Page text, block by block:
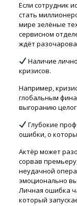
Если сотрудник
стать
мире зелёные
сервисном
ждёт
Наличие
кризисов.
Например,
глобальным
выгоранию
Глубокие
ошибки, о
Актёр может
сорвав
неудачной
эмоционально
Личная ошибка
который